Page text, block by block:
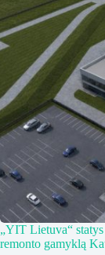
„YIT Lietuva“
remonto gamyklą